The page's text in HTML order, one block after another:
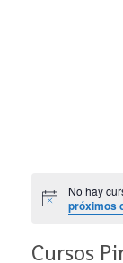
No hay
próximos
Cursos